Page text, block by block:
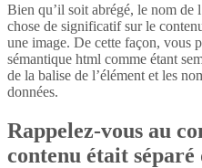
Bien qu’il soit abrégé, le nom de
chose de significatif sur le
une image. De cette façon, vous
sémantique html comme étant
de la balise de l’élément et les
données.
Rappelez-vous au
contenu était séparé